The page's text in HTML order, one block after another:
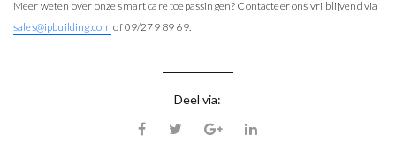
Meer weten over onze smart care toepassingen? Contacteer ons vrijblijvend via
sales@ipbuilding.com of 09/279 89 69.
Deel via: